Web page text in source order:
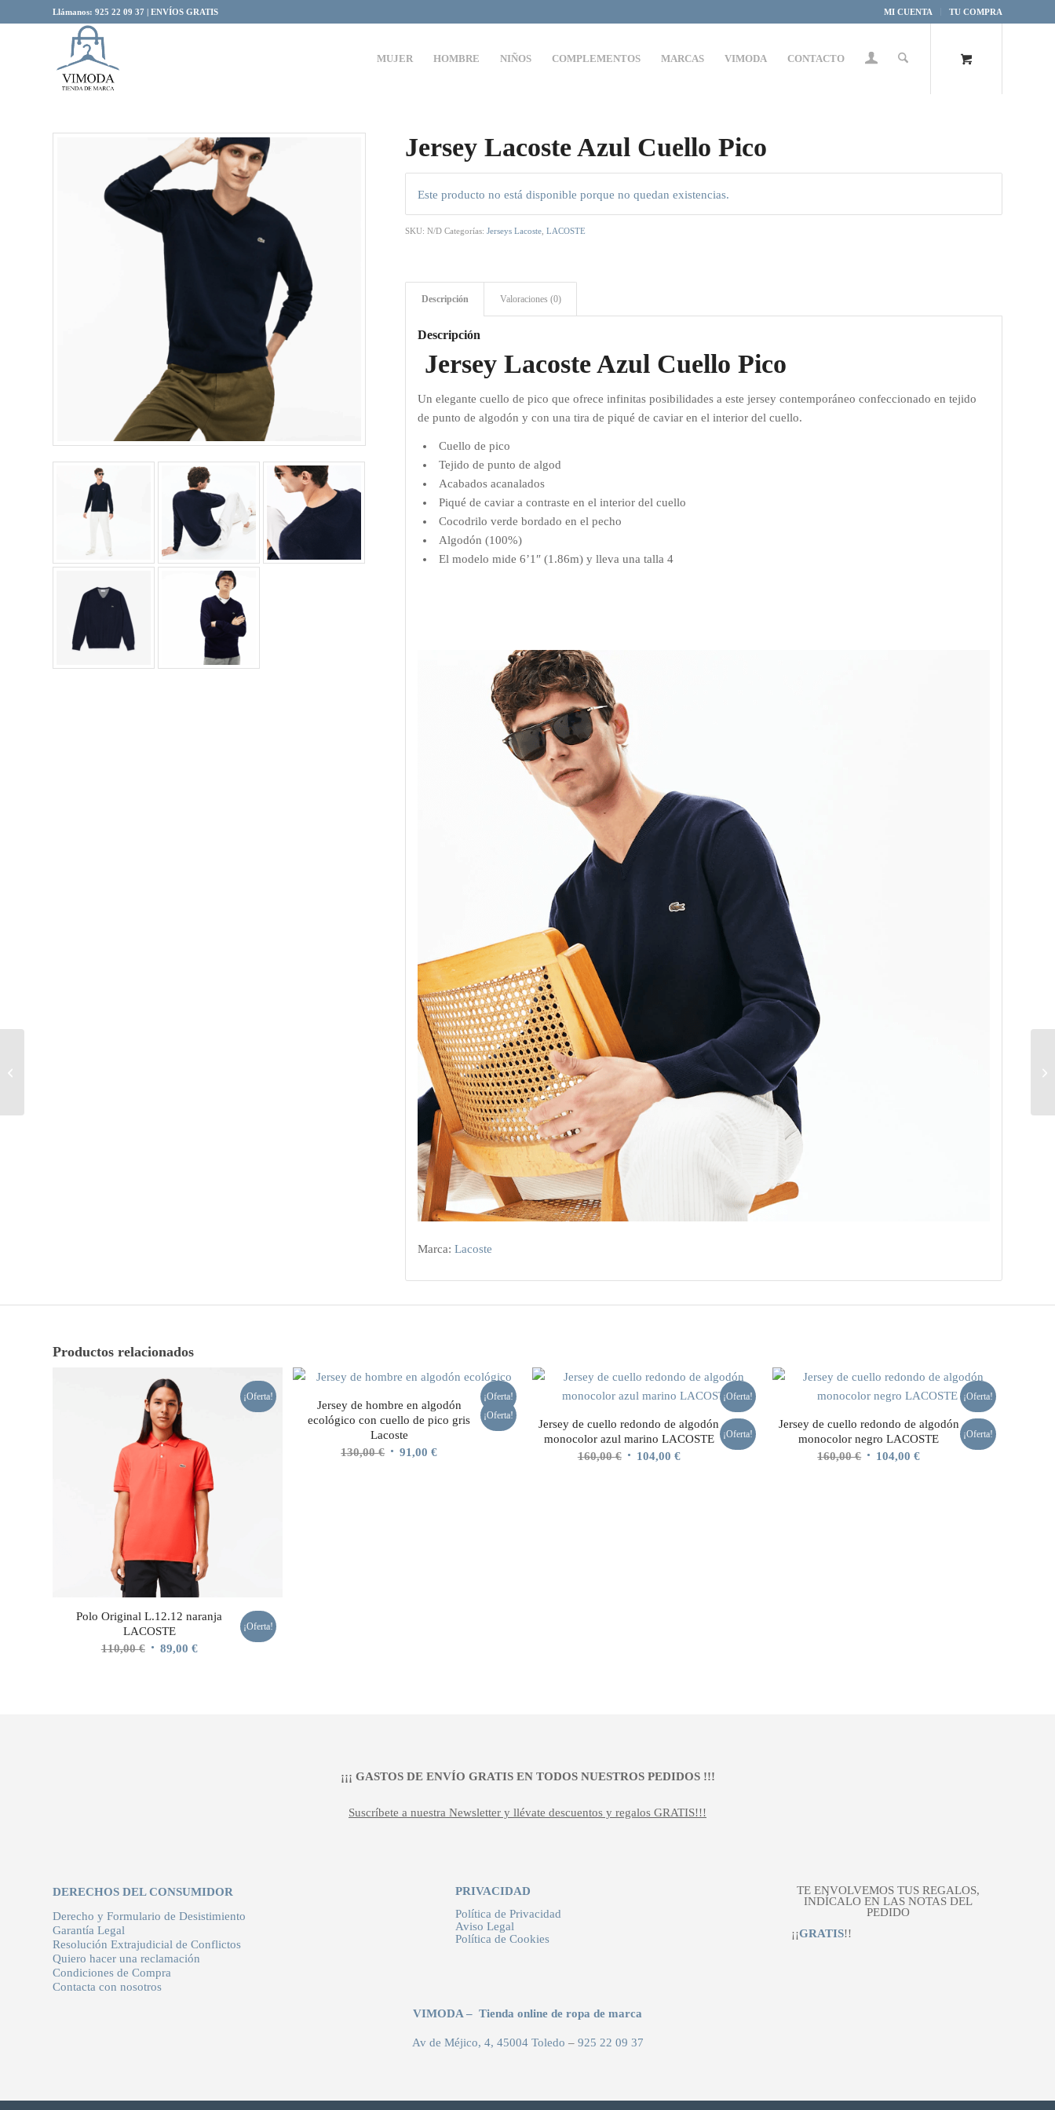
MI CUENTA TU COMPRA
Llámanos: 925 22 09 37 | ENVÍOS GRATIS
MUJER HOMBRE NIÑOS COMPLEMENTOS MARCAS VIMODA CONTACTO
Jersey Lacoste Azul Cuello Pico
Este producto no está disponible porque no quedan existencias.
SKU:N/D Categorías:Jerseys Lacoste ,LACOSTE
Descripción Valoraciones (0)
Descripción
Jersey Lacoste Azul Cuello Pico
Un elegante cuello de pico que ofrece infinitas posibilidades a este jersey contemporáneo confeccionado en tejido
de punto de algodón y con una tira de piqué de caviar en el interior del cuello.
Cuello de pico
Tejido de punto de algod
Acabados acanalados
Piqué de caviar a contraste en el interior del cuello
Cocodrilo verde bordado en el pecho
Algodón (100%)
El modelo mide 6’1″ (1.86m) y lleva una talla 4
Marca:Lacoste
Productos relacionados
¡Oferta!
Polo Original L.12.12 naranja
LACOSTE
110,00€ El 89,00 €El
¡Oferta!
¡Oferta!
Jersey de hombre en algodón
ecológico con cuello de pico gris
Lacoste
130,00€ El 91,00€El
¡Oferta!
¡Oferta!
Jersey de cuello redondo de algodón
monocolor azul marino LACOSTE
160,00€ El 104,00 €El
¡Oferta!
¡Oferta!
Jersey de cuello redondo de algodón
monocolor negro LACOSTE
160,00€ El 104,00€El
¡Oferta!
¡¡¡ GASTOS DE ENVÍO GRATIS EN TODOS NUESTROS PEDIDOS !!!
Suscríbete a nuestra Newsletter y llévate descuentos y regalos GRATIS!!!
DERECHOS DEL CONSUMIDOR
Derecho y Formulario de Desistimiento
Garantía Legal
Resolución Extrajudicial de Conflictos
Quiero hacer una reclamación
Condiciones de Compra
Contacta con nosotros
PRIVACIDAD
Política de Privacidad
Aviso Legal
Política de Cookies
TE ENVOLVEMOS TUS REGALOS,
INDÍCALO EN LAS NOTAS DEL
PEDIDO
¡¡GRATIS!!
VIMODA – Tienda online de ropa de marca
Av de Méjico, 4, 45004 Toledo – 925 22 09 37